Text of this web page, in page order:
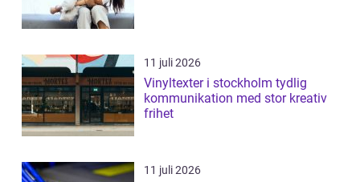
11 juli 2026
Vinyltexter i stockholm tydlig
kommunikation med stor kreativ
frihet
11 juli 2026